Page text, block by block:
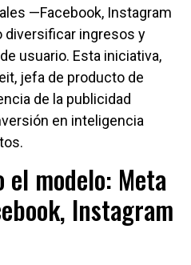
—Facebook, Instagram
diversificar ingresos y
usuario. Esta iniciativa,
jefa de producto de
de la publicidad
en inteligencia
modelo: Meta
Instagram